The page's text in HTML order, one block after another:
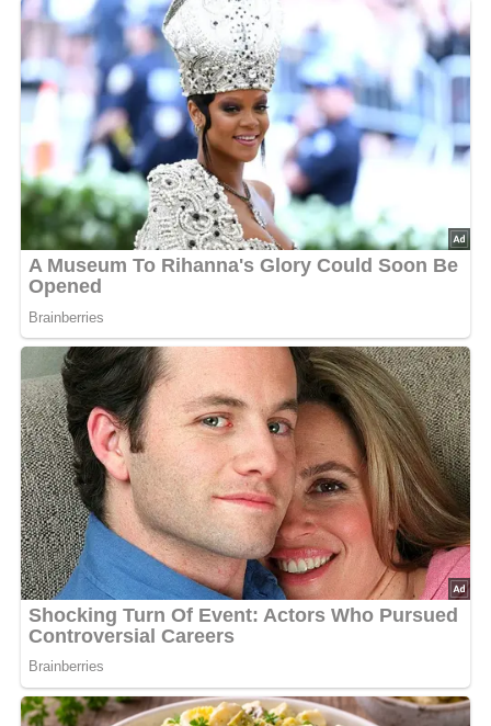
Zutaten
500 g Äpfel
250 g Sauerkirschen (auch Feinfrost oder Konserve)
1 Päckchen Zwieback
1 Liter Milch
1 Glas Kirschlikör, Weinbrand oder Rum
2 Päckchen Vanillepudding
1 Päckchen Vanillinzucker
150 g Zucker
1 Zitrone
1 Eßlöffel Rosinen
1 Eßlöffel Mandeln
Zubereitung
Den Boden einer feuerfesten Schüssel oder einer
entsprechenden Puddingform legt man mit Zwieback aus
und beträufelt diese Schicht mit einem Glas Weinbrand,
Kirschlikör oder Rum, so daß der Zwieback rasch
aufweicht.
Danach bestreut man sie mit Vanillinzucker.
In der Zwischenzeit bereitet man von zwei Päckchen
Vanillepuddingpulver auf die übliche Weise einen
Pudding, schält die Äpfel, befreit sie vom Kerngehäuse